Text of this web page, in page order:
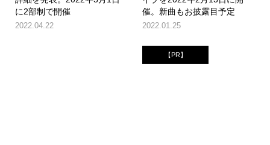
に2部制で開催
2022.04.22
催。新曲もお披露目予定
2022.01.25
【PR】